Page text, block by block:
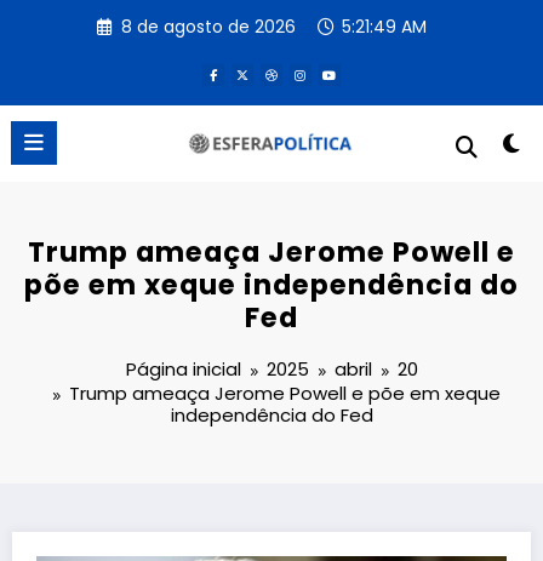
8 de agosto de 2026 5:21:49 AM
Trump ameaça Jerome Powell e
põe em xeque independência do
Fed
Página inicial 2025 abril
20
Trump ameaça Jerome Powell e põe em xeque
independência do Fed